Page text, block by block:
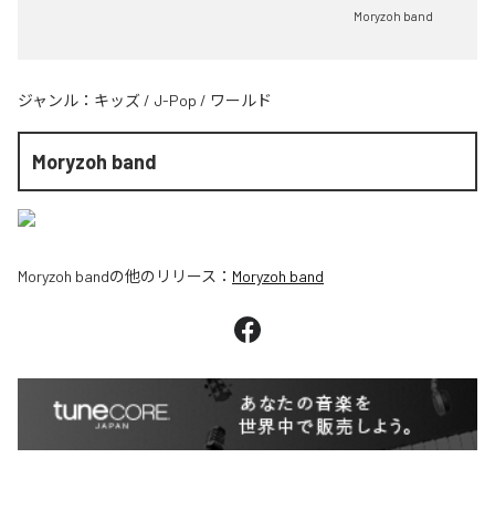
Moryzoh band
ジャンル： キッズ / J-Pop / ワールド
Moryzoh band
Moryzoh bandの他のリリース： Moryzoh band